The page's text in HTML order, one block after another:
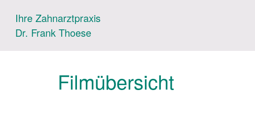
Ihre Zahnarztpraxis
Dr. Frank Thoese
Filmübersicht